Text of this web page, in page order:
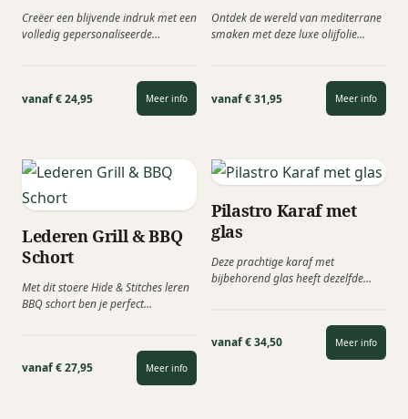
Creëer een blijvende indruk met een
volledig gepersonaliseerde
vanaf € 24,95 Meer info
Ontdek de wereld van mediterrane
smaken met deze luxe olijfolie
vanaf € 31,95 Meer info
Lederen Grill & BBQ
Schort
Met dit stoere Hide & Stitches leren
BBQ schort ben je perfect
vanaf € 27,95 Meer info
Pilastro Karaf met
glas
Deze prachtige karaf met
bijbehorend glas heeft dezelfde
vanaf € 34,50 Meer info